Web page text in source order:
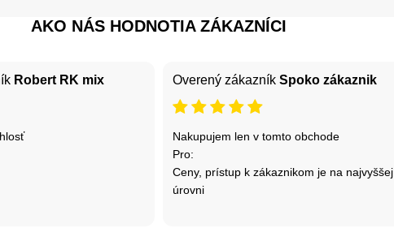
AKO NÁS HODNOTIA ZÁKAZNÍCI
Robert RK mix Overený zákazník Spoko zákaznik
Nakupujem len v tomto obchode
Pro:
Ceny, prístup k zákaznikom je na najvyššej
úrovni